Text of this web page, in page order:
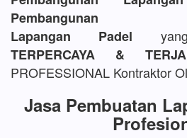
Pembangunan
Lapangan Padel
TERPERCAYA &
PROFESSIONAL Kontraktor
Jasa Pembuatan